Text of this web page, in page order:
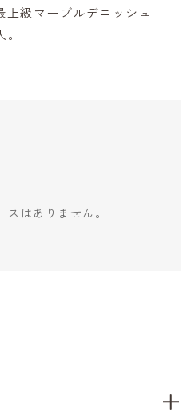
級マーブルデニッシュ
スはありません。